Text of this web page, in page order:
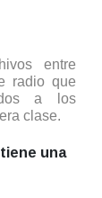
entre
radio que
a los
clase.
una